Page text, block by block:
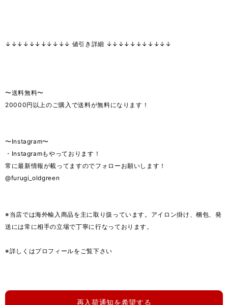
↓↓↓↓↓↓↓↓↓↓↓ 値引き詳細 ↓↓↓↓↓↓↓↓↓↓↓
〜送料無料〜
20000円以上のご購入で送料が無料になります！
〜Instagram〜
・Instagramもやっております！
常に最新情報が載ってますのでフォローお願いします！
@furugi_oldgreen
※当店では海外輸入商品を主に取り扱っています。アイロン掛け、梱包、発
送には常に相手の立場で丁寧に行なっております。
※詳しくはプロフィールをご覧下さい
再入荷通知を希望する